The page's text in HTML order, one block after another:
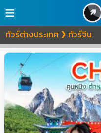
≡
ทัวร์ต่างประเทศ ❯ ทัวร์จีน